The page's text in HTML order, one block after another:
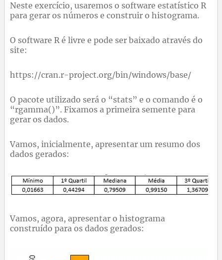
Neste exercício, usaremos o software estatístico R
para gerar os números e construir o histograma.
O software R é livre e pode ser baixado através do
site:
https://cran.r-project.org/bin/windows/base/
O pacote utilizado será o “stats” e o comando é o
“rgamma()”. Fixamos a primeira semente para
gerar os dados.
Vamos, inicialmente, apresentar um resumo dos
dados gerados:
Vamos, agora, apresentar o histograma
construído para os dados gerados: